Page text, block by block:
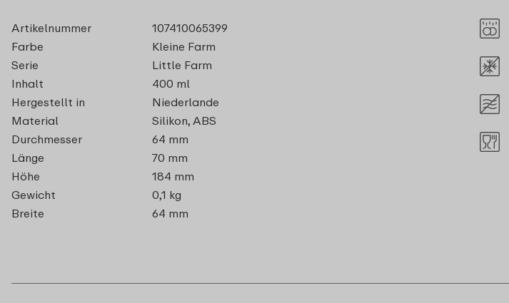
Artikelnummer
107410065399
Farbe
Kleine Farm
Serie
Little Farm
Inhalt
400 ml
Hergestellt in
Niederlande
Material
Silikon, ABS
Durchmesser
64 mm
Länge
70 mm
Höhe
184 mm
Gewicht
0,1 kg
Breite
64 mm